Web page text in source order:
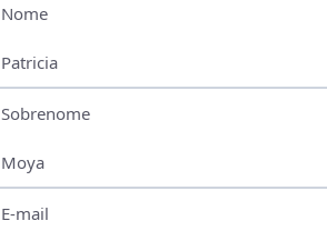
Nome
Patricia
Sobrenome
Moya
E-mail